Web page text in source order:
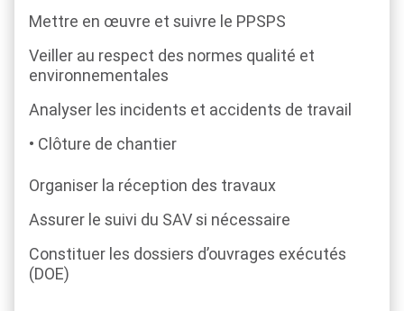
Mettre en œuvre et suivre le PPSPS
Veiller au respect des normes qualité et
environnementales
Analyser les incidents et accidents de travail
Clôture de chantier
Organiser la réception des travaux
Assurer le suivi du SAV si nécessaire
Constituer les dossiers d’ouvrages exécutés
(DOE)